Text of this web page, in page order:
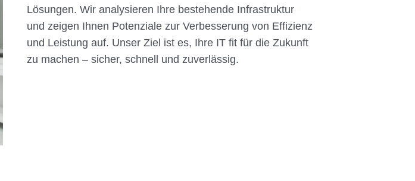
Lösungen. Wir analysieren Ihre bestehende Infrastruktur
und zeigen Ihnen Potenziale zur Verbesserung von Effizienz
und Leistung auf. Unser Ziel ist es, Ihre IT fit für die Zukunft
zu machen – sicher, schnell und zuverlässig.